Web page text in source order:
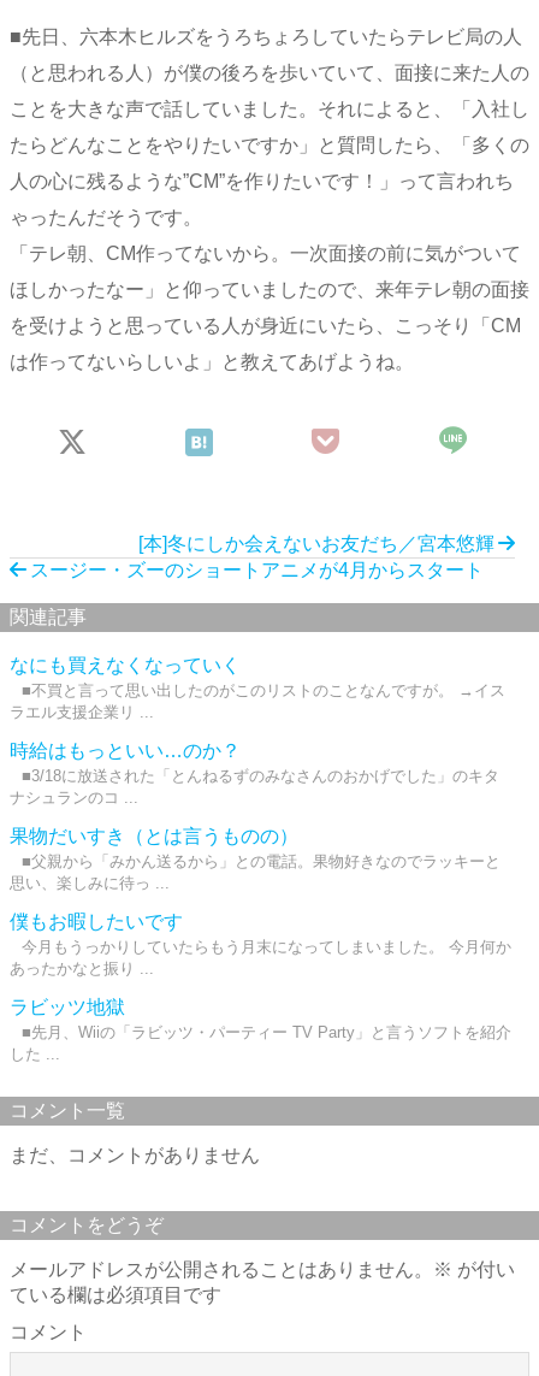
■先日、六本木ヒルズをうろちょろしていたらテレビ局の人
（と思われる人）が僕の後ろを歩いていて、面接に来た人の
ことを大きな声で話していました。それによると、「入社し
たらどんなことをやりたいですか」と質問したら、「多くの
人の心に残るような”CM”を作りたいです！」って言われち
ゃったんだそうです。
「テレ朝、CM作ってないから。一次面接の前に気がついて
ほしかったなー」と仰っていましたので、来年テレ朝の面接
を受けようと思っている人が身近にいたら、こっそり「CM
は作ってないらしいよ」と教えてあげようね。
[本]冬にしか会えないお友だち／宮本悠輝
スージー・ズーのショートアニメが4月からスタート
関連記事
なにも買えなくなっていく
■不買と言って思い出したのがこのリストのことなんですが。 →イス
ラエル支援企業リ ...
時給はもっといい…のか？
■3/18に放送された「とんねるずのみなさんのおかげでした」のキタ
ナシュランのコ ...
果物だいすき（とは言うものの）
■父親から「みかん送るから」との電話。果物好きなのでラッキーと
思い、楽しみに待っ ...
僕もお暇したいです
今月もうっかりしていたらもう月末になってしまいました。 今月何か
あったかなと振り ...
ラビッツ地獄
■先月、Wiiの「ラビッツ・パーティー TV Party」と言うソフトを紹介
した ...
コメント一覧
まだ、コメントがありません
コメントをどうぞ
メールアドレスが公開されることはありません。 ※ が付い
ている欄は必須項目です
コメント